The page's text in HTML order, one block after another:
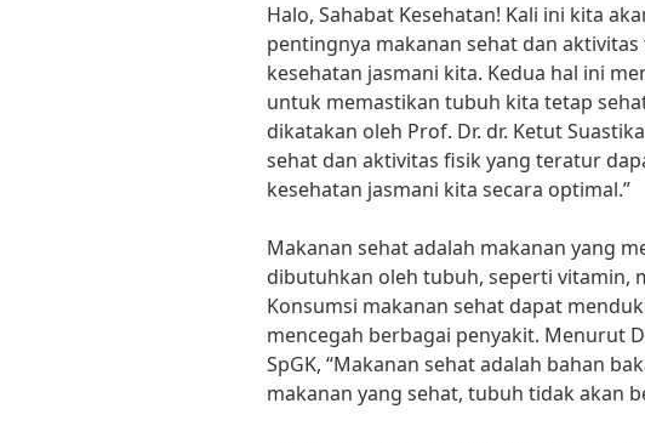
Halo, Sahabat Kesehatan! Kali ini kita
pentingnya makanan sehat dan
kesehatan jasmani kita. Kedua hal ini
untuk memastikan tubuh kita tetap
dikatakan oleh Prof. Dr. dr. Ketut
sehat dan aktivitas fisik yang teratur
kesehatan jasmani kita secara optimal.”
Makanan sehat adalah makanan yang
dibutuhkan oleh tubuh, seperti vitamin,
Konsumsi makanan sehat dapat
mencegah berbagai penyakit. Menurut
SpGK, “Makanan sehat adalah bahan
makanan yang sehat, tubuh tidak akan